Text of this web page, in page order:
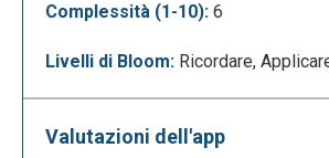
Si può decidere se creare un nuovo
caricarlo dal computer, Dropbox o da
Complessità (1-10): 6
Livelli di Bloom: Ricordare,
Valutazioni dell'app